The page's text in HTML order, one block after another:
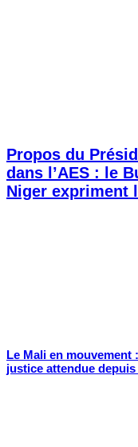
Propos du
dans l’AES : le
Niger expriment
Le Mali en mouvement
justice attendue